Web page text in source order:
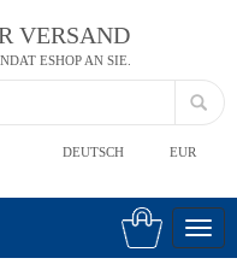
VERSAND
ESHOP AN SIE.
DEUTSCH EUR